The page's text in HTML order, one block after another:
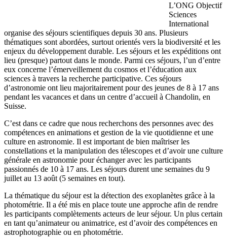
L’ONG Objectif
Sciences
International
organise des séjours scientifiques depuis 30 ans. Plusieurs
thématiques sont abordées, surtout orientés vers la biodiversité et les
enjeux du développement durable. Les séjours et les expéditions ont
lieu (presque) partout dans le monde. Parmi ces séjours, l’un d’entre
eux concerne l’émerveillement du cosmos et l’éducation aux
sciences à travers la recherche participative. Ces séjours
d’astronomie ont lieu majoritairement pour des jeunes de 8 à 17 ans
pendant les vacances et dans un centre d’accueil à Chandolin, en
Suisse.
C’est dans ce cadre que nous recherchons des personnes avec des
compétences en animations et gestion de la vie quotidienne et une
culture en astronomie. Il est important de bien maîtriser les
constellations et la manipulation des télescopes et d’avoir une culture
générale en astronomie pour échanger avec les participants
passionnés de 10 à 17 ans. Les séjours durent une semaines du 9
juillet au 13 août (5 semaines en tout).
La thématique du séjour est la détection des exoplanètes grâce à la
photométrie. Il a été mis en place toute une approche afin de rendre
les participants complètements acteurs de leur séjour. Un plus certain
en tant qu’animateur ou animatrice, est d’avoir des compétences en
astrophotographie ou en photométrie.